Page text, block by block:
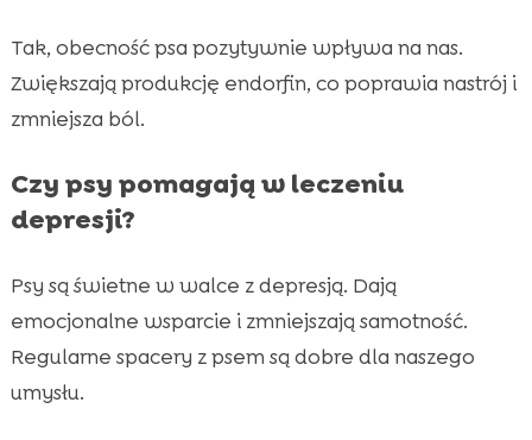
Tak, obecność psa pozytywnie wpływa na nas.
Zwiększają produkcję endorfin, co poprawia nastrój i
zmniejsza ból.
Czy psy pomagają w leczeniu
depresji?
Psy są świetne w walce z depresją. Dają
emocjonalne wsparcie i zmniejszają samotność.
Regularne spacery z psem są dobre dla naszego
umysłu.